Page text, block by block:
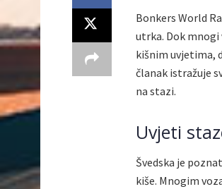
Bonkers World
utrka. Dok mnogi
kišnim uvjetima,
članak istražuje
na stazi.
Uvjeti
Švedska je
kiše. Mnogim